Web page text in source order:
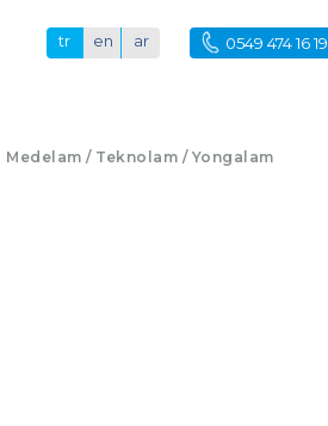
tr en ar 0549 474 16 19
Medelam / Teknolam / Yongalam